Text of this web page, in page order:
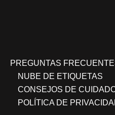
PREGUNTAS
NUBE DE ETIQUETAS
CONSEJOS DE
POLÍTICA DE